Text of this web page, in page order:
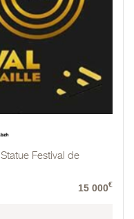
Statue Festival de
15 000€